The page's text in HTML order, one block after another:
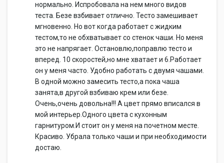
нормально. Испробовала на нем много видов
теста. Безе взбивает отлично. Тесто замешивает
мгновенно. Но вот когда работает с жидким
тестом,то не обхватывает со стенок чаши. Но меня
это не напрягает. Остановлю,поправлю тесто и
вперед. 10 скоростей,но мне хватает и 6.Работает
он у меня часто. Удобно работать с двумя чашами.
В одной можно замесить тесто,а пока чаша
занята,в другой взбиваю крем или безе.
Очень,очень довольна!!! А цвет прямо вписался в
мой интерьер.Одного цвета с кухонным
гарнитуром.И стоит он у меня на почетном месте.
Красиво. Убрала только чаши и при необходимости
достаю.